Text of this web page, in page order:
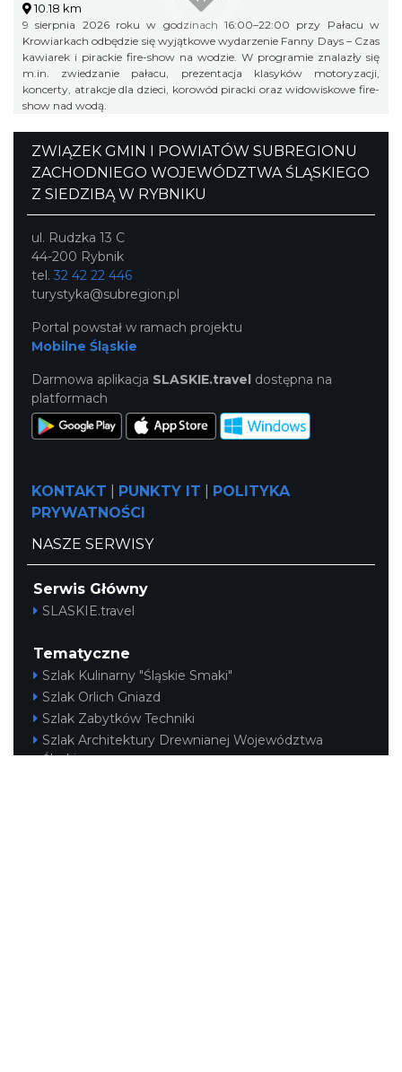
10.18 km
9 sierpnia 2026 roku w godzinach 16:00–22:00 przy Pałacu w
Krowiarkach odbędzie się wyjątkowe wydarzenie Fanny Days – Czas
kawiarek i pirackie fire-show na wodzie. W programie znalazły się
m.in. zwiedzanie pałacu, prezentacja klasyków motoryzacji,
koncerty, atrakcje dla dzieci, korowód piracki oraz widowiskowe fire-
show nad wodą.
ZWIĄZEK GMIN I POWIATÓW SUBREGIONU
ZACHODNIEGO WOJEWÓDZTWA ŚLĄSKIEGO
Z SIEDZIBĄ W RYBNIKU
ul. Rudzka 13 C
44-200 Rybnik
tel. 32 42 22 446
turystyka@subregion.pl
Portal powstał w ramach projektu
Mobilne Śląskie
Darmowa aplikacja SLASKIE.travel dostępna na
platformach
KONTAKT PUNKTY IT
POLITYKA
PRYWATNOŚCI
NASZE SERWISY
Serwis Główny
SLASKIE.travel
Tematyczne
Szlak Kulinarny "Śląskie Smaki"
Szlak Orlich Gniazd
Szlak Zabytków Techniki
Szlak Architektury Drewnianej Województwa
Śląskiego